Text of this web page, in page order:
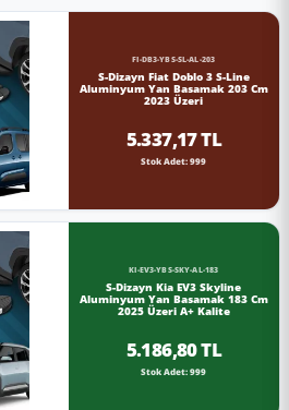
FI-DB3-YBS-SL-AL-203
S-Dizayn Fiat Doblo 3 S-Line
Aluminyum Yan Basamak 203 Cm
2023 Üzeri
5.337,17 TL
Stok Adet: 999
KI-EV3-YBS-SKY-AL-183
S-Dizayn Kia EV3 Skyline
Aluminyum Yan Basamak 183 Cm
2025 Üzeri A+ Kalite
5.186,80 TL
Stok Adet: 999